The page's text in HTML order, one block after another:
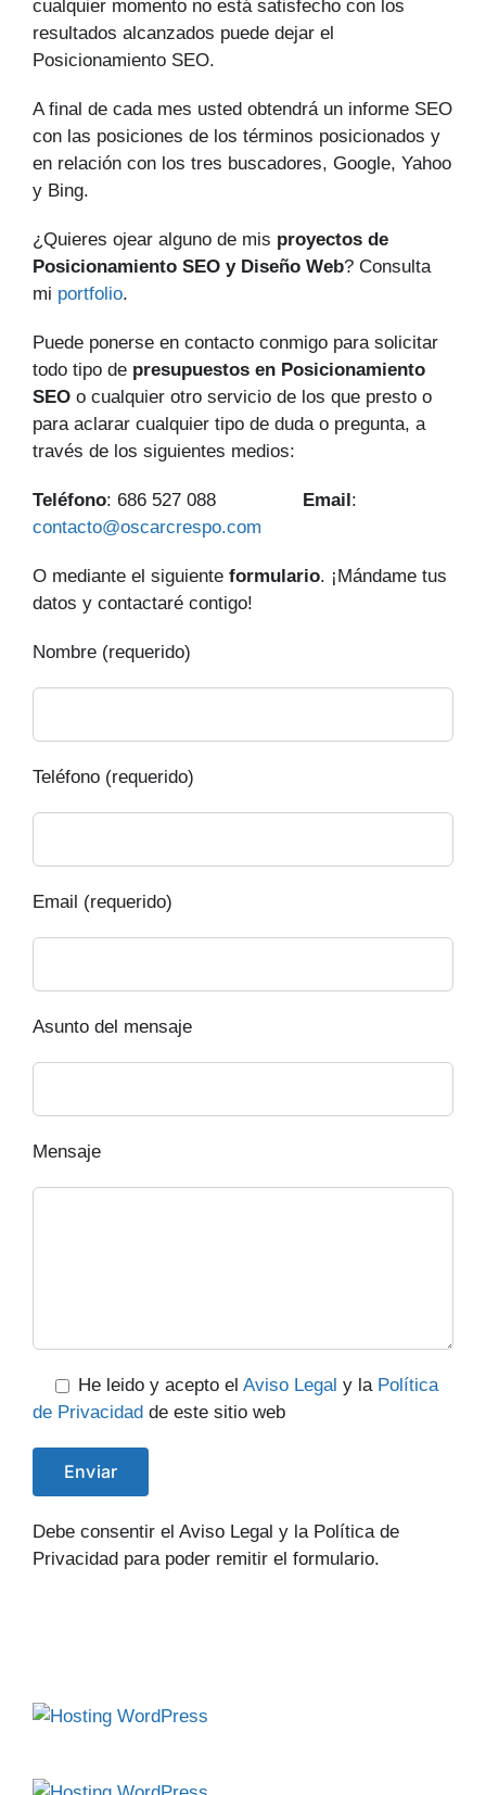
cualquier momento no está satisfecho con los
resultados alcanzados puede dejar el
Posicionamiento SEO.
A final de cada mes usted obtendrá un informe SEO
con las posiciones de los términos posicionados y
en relación con los tres buscadores, Google, Yahoo
y Bing.
¿Quieres ojear alguno de mis proyectos de
Posicionamiento SEO y Diseño Web? Consulta
mi portfolio.
Puede ponerse en contacto conmigo para solicitar
todo tipo de presupuestos en Posicionamiento
SEO o cualquier otro servicio de los que presto o
para aclarar cualquier tipo de duda o pregunta, a
través de los siguientes medios:
Teléfono: 686 527 088 Email :
contacto@oscarcrespo.com
O mediante el siguiente formulario. ¡Mándame tus
datos y contactaré contigo!
Nombre (requerido)
Teléfono (requerido)
Email (requerido)
Asunto del mensaje
Mensaje
He leido y acepto el Aviso Legal y la Política
de Privacidad de este sitio web
Debe consentir el Aviso Legal y la Política de
Privacidad para poder remitir el formulario.